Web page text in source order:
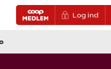
Log ind